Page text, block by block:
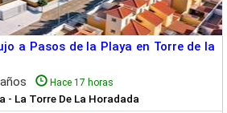
a Pasos de la Playa en Torre de la
Hace 17 horas
- La Torre De La Horadada